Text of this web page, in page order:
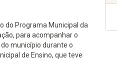
do Programa Municipal da
para acompanhar o
município durante o
de Ensino, que teve